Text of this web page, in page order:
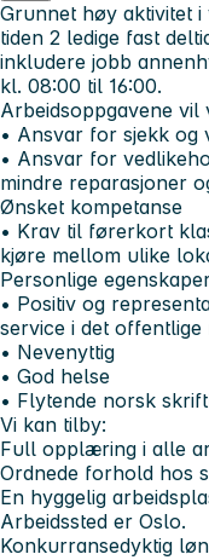
Grunnet høy aktivitet
tiden 2 ledige fast
inkludere jobb
kl. 08:00 til 16:00.
Arbeidsoppgavene vil
• Ansvar for sjekk og
• Ansvar for
mindre reparasjoner
Ønsket kompetanse
• Krav til førerkort
kjøre mellom ulike
Personlige
• Positiv og
service i det offentlige
• Nevenyttig
• God helse
• Flytende norsk
Vi kan tilby:
Full opplæring i alle
Ordnede forhold hos
En hyggelig
Arbeidssted er Oslo.
Konkurransedyktig